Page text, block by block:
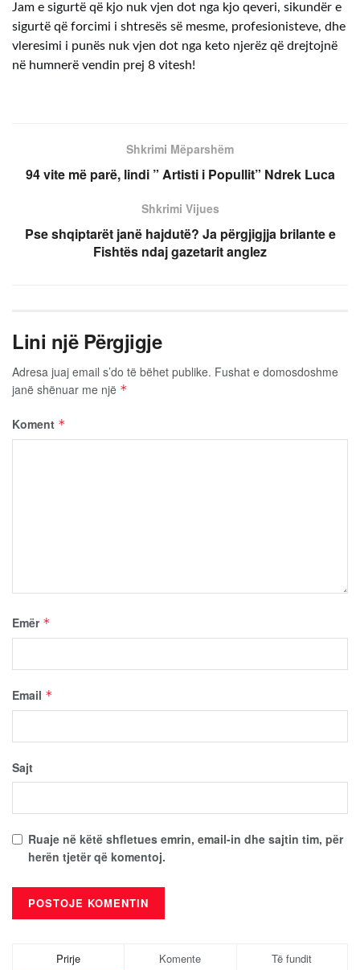
Jam e sigurtë që kjo nuk vjen dot nga kjo qeveri, sikundër e
sigurtë që forcimi i shtresës së mesme, profesionisteve, dhe
vleresimi i punës nuk vjen dot nga keto njerëz që drejtojnë
në humnerë vendin prej 8 vitesh!
Shkrimi Mëparshëm
94 vite më parë, lindi ” Artisti i Popullit” Ndrek Luca
Shkrimi Vijues
Pse shqiptarët janë hajdutë? Ja përgjigjja brilante e
Fishtës ndaj gazetarit anglez
Lini një Përgjigje
Adresa juaj email s’do të bëhet publike. Fushat e domosdoshme
janë shënuar me një *
Koment *
Emër *
Email *
Sajt
Ruaje në këtë shfletues emrin, email-in dhe sajtin tim, për
herën tjetër që komentoj.
Prirje Komente Të fundit